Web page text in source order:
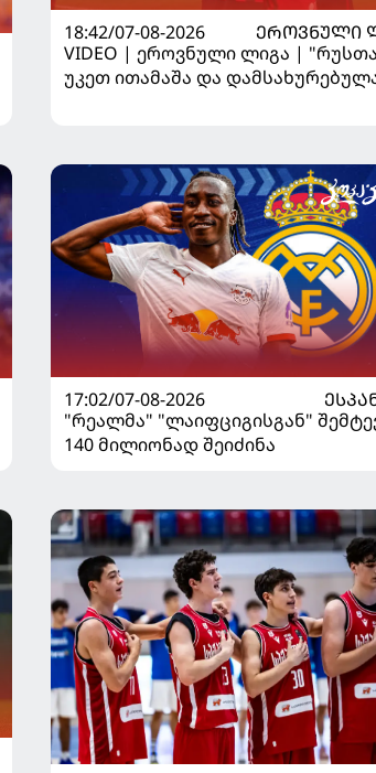
18:42/07-08-2026
ᲔᲠᲝᲕᲜᲣᲚᲘ
VIDEO | ეროვნული ლიგა |
უკეთ ითამაშა და
17:02/07-08-2026
"რეალმა" "ლაიფციგისგან"
140 მილიონად შეიძინა